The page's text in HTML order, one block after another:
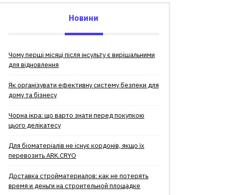
Новини
Чому перші місяці після інсульту є вирішальними
для відновлення
Як організувати ефективну систему безпеки для
дому та бізнесу
Чорна ікра: що варто знати перед покупкою
цього делікатесу
Для біоматеріалів не існує кордонів, якщо їх
перевозить ARK.CRYO
Доставка стройматериалов: как не потерять
время и деньги на строительной площадке